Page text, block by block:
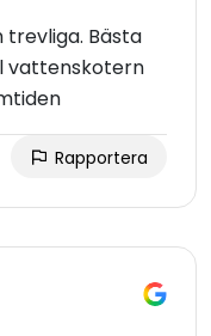
Bästa
vattenskotern
Rapportera